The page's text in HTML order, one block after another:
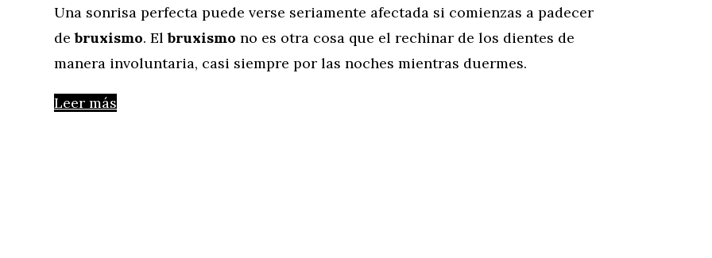
Una sonrisa perfecta puede verse seriamente afectada si comienzas a padecer
de bruxismo. Elbruxismo no es otra cosa que el rechinar de los dientes de
manera involuntaria, casi siempre por las noches mientras duermes.
Leer más